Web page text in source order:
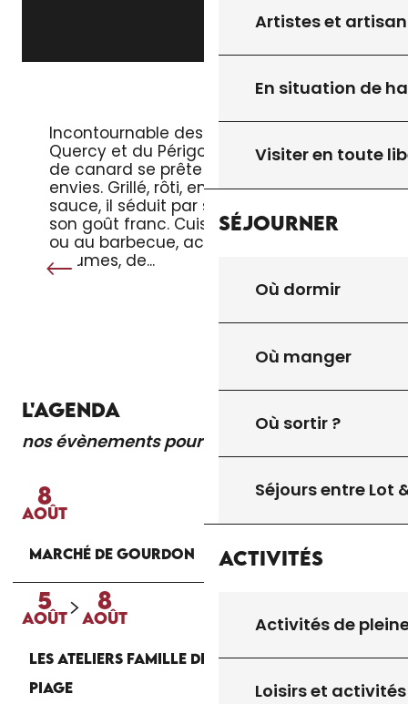
Artistes et
En situation de
Visiter en toute
Séjourner
Où dormir
Où manger
Où sortir ?
Séjours entre Lot
Activités
Activités de
Loisirs et activités
Incontournable des tables du
Quercy et du Périgord, le magret
de canard se prête à toutes les
envies. Grillé, rôti, en salade ou en
sauce, il séduit par sa tendreté et
son goût franc. Cuisiné à la poêle
ou au barbecue, accompagné de
légumes, de...
L'AGENDA
nos évènements pour vous
Lire la suite
8
AOÛT
MARCHÉ DE GOURDON
5
AOÛT
8
AOÛT
LES ATELIERS FAMILLE DE LA MAISON DU
PIAGE